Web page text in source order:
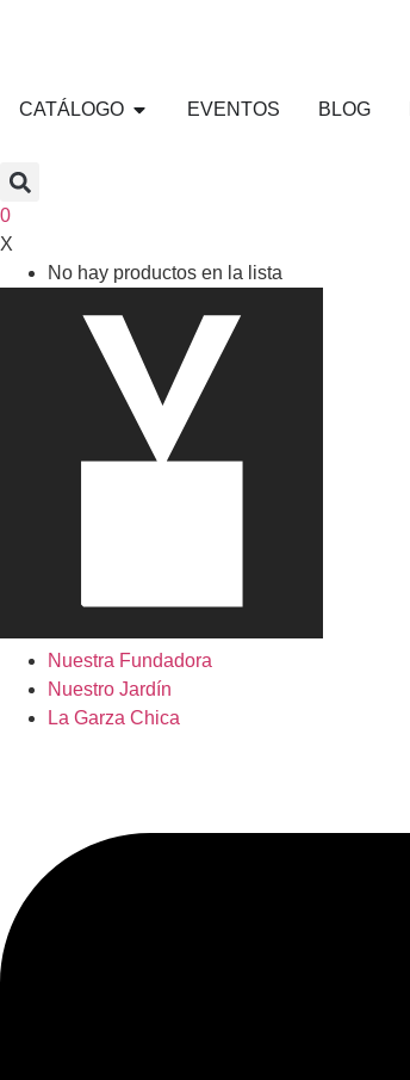
CATÁLOGO EVENTOS BLOG
0
X
No hay productos en la lista
Nuestra Fundadora
Nuestro Jardín
La Garza Chica